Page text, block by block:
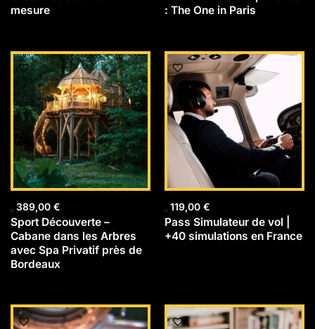
mesure
: The One in Paris
389,00 €
Sport Découverte –
Cabane dans les Arbres
avec Spa Privatif près de
Bordeaux
119,00 €
Pass Simulateur de vol |
+40 simulations en France